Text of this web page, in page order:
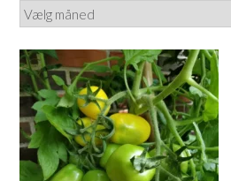
Arkiver